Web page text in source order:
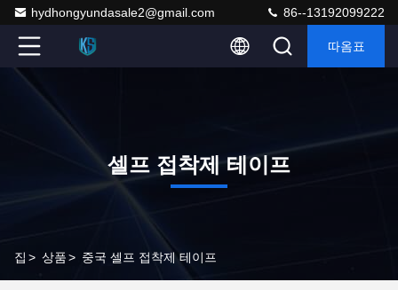
hydhongyundasale2@gmail.com 86--13192099222
따옴표
셀프 접착제 테이프
집 > 상품> 중국 셀프 접착제 테이프